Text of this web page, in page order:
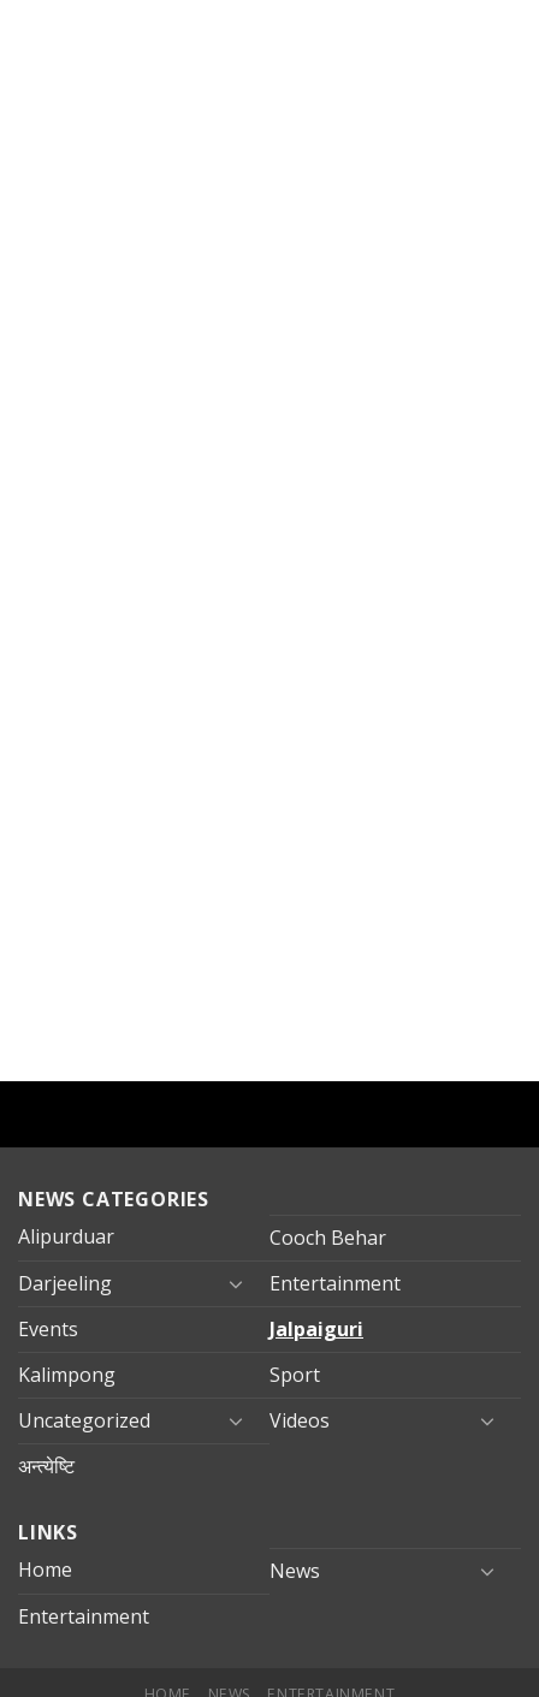
NEWS CATEGORIES
Alipurduar
Cooch Behar
Darjeeling
Entertainment
Events
Jalpaiguri
Kalimpong
Sport
Uncategorized
Videos
अन्त्येष्टि
LINKS
Home
News
Entertainment